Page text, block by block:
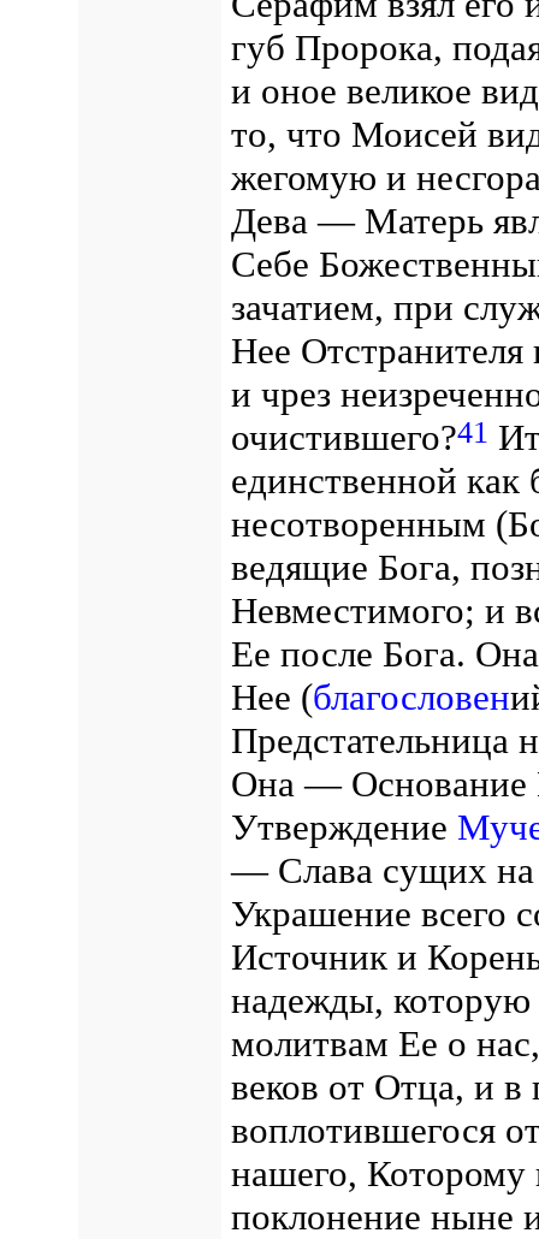
губ Пророка,
и оное великое
то, что Моисей
жегомую и
Дева — Матерь
Себе
зачатием, при
Нее Отстранителя
и чрез
очистившего?41
единственной
несотворенным
ведящие Бога,
Невместимого; и
Ее после Бога.
Нее (благословен
Предстательница
Она — Основание
Утверждение
— Слава сущих на
Украшение всего
Источник и
надежды, которую
молитвам Ее о
веков от Отца, и в
воплотившегося
нашего, Которому
поклонение ныне